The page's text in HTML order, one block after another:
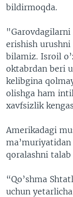
bildirmoqda.
erishish urushni
bilamiz. Isroil
oktabrdan beri
kelibgina
olishga ham
xavfsizlik
Amerikadagi
qoralashni
“Qo’shma
uchun